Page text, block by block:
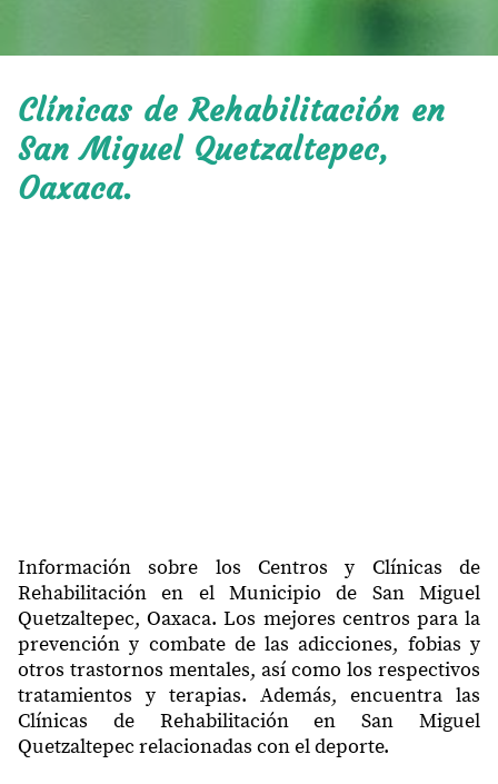
Clínicas de Rehabilitación en
San Miguel Quetzaltepec,
Oaxaca.
Información sobre los Centros y Clínicas de
Rehabilitación en el Municipio de San Miguel
Quetzaltepec, Oaxaca. Los mejores centros para la
prevención y combate de las adicciones, fobias y
otros trastornos mentales, así como los respectivos
tratamientos y terapias. Además, encuentra las
Clínicas de Rehabilitación en San Miguel
Quetzaltepec relacionadas con el deporte.